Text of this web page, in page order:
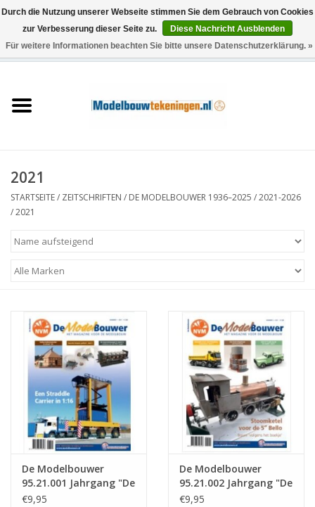
0 Artikel - €0,00
Schiffe
Holzbau
Maschinen
Zeitschriften
Neue Zeichnungen
NEUE ZEITSCHRIFTEN
ABONNEMENT DER
MODELLBAUER
2021
STARTSEITE/ ZEITSCHRIFTEN / DE MODELBOUWER 1936–2025 /2021-2026
/2021
De Modelbouwer
95.21.001 Jahrgang "De
Modelbouwer"
€9,95
De Modelbouwer
95.21.002 Jahrgang "De
Modelbouwer"
€9,95
Durch die Nutzung unserer Webseite stimmen Sie dem Gebrauch von Cookies
zur Verbesserung dieser Seite zu.
Diese Nachricht Ausblenden
Für weitere Informationen beachten Sie bitte unsere Datenschutzerklärung. »